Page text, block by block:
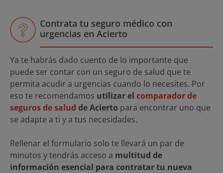
Contrata tu seguro médico con
urgencias en Acierto
Ya te habrás dado cuento de lo importante que
puede ser contar con un seguro de salud que te
permita acudir a urgencias cuando lo necesites. Por
eso te recomendamos utilizar el comparador de
seguros de salud de Acierto para encontrar uno que
se adapte a ti y a tus necesidades.
Rellenar el formulario solo te llevará un par de
minutos y tendrás acceso a multitud de
información esencial para contratar tu nueva